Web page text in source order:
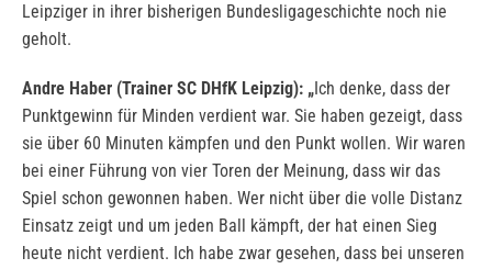
Leipziger in ihrer bisherigen Bundesligageschichte noch nie
geholt.
Andre Haber (Trainer SC DHfK Leipzig): „ Ich denke, dass der
Punktgewinn für Minden verdient war. Sie haben gezeigt, dass
sie über 60 Minuten kämpfen und den Punkt wollen. Wir waren
bei einer Führung von vier Toren der Meinung, dass wir das
Spiel schon gewonnen haben. Wer nicht über die volle Distanz
Einsatz zeigt und um jeden Ball kämpft, der hat einen Sieg
heute nicht verdient. Ich habe zwar gesehen, dass bei unseren